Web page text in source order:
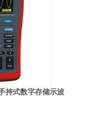
持式数字存储示波